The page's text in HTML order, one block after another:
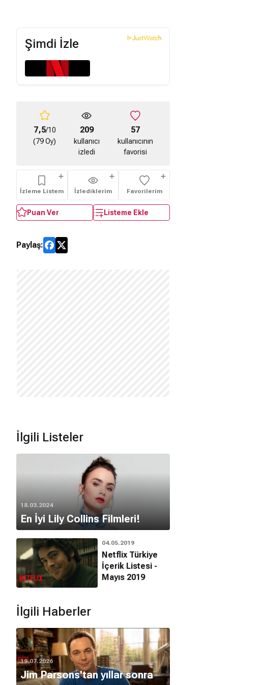
Şimdi İzle
7,5/10
(79 Oy)
209
kullanıcı
izledi
57
kullanıcının
favorisi
İzleme Listem İzlediklerim Favorilerim
Puan Ver Listeme Ekle
Paylaş:
İlgili Listeler
18.03.2024
En İyi Lily Collins Filmleri!
04.05.2019
Netflix Türkiye
İçerik Listesi -
Mayıs 2019
İlgili Haberler
19.07.2026
Jim Parsons'tan yıllar sonra